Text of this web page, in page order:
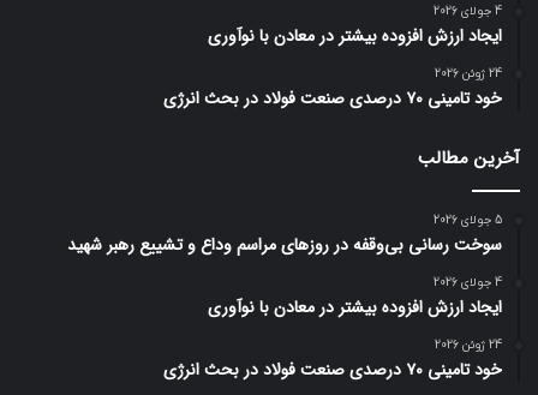
4 جولای 2026
ایجاد ارزش افزوده بیشتر در معادن با نوآوری
24 ژوئن 2026
خود تامینی ۷۰ درصدی صنعت فولاد در بحث انرژی
آخرین مطالب
5 جولای 2026
سوخت رسانی بی‌وقفه در روز‌های مراسم وداع و تشییع رهبر شهید
4 جولای 2026
ایجاد ارزش افزوده بیشتر در معادن با نوآوری
24 ژوئن 2026
خود تامینی ۷۰ درصدی صنعت فولاد در بحث انرژی